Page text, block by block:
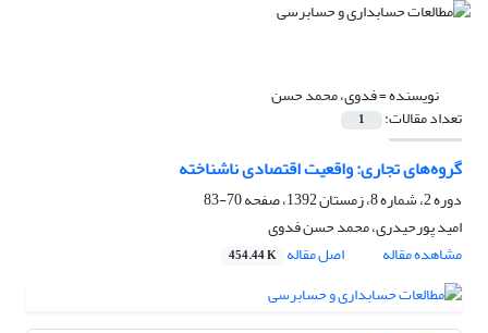
نویسنده =فدوی، محمد حسن
تعداد مقالات: 1
گروه‌های تجاری: واقعیت اقتصادی ناشناخته
دوره 2، شماره 8، زمستان 1392، صفحه
70-83
امید پورحیدری، محمد حسن فدوی
مشاهده مقاله
اصل مقاله 454.44 K